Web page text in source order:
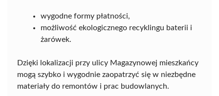
wygodne formy płatności,
możliwość ekologicznego recyklingu baterii i
żarówek.
Dzięki lokalizacji przy ulicy Magazynowej mieszkańcy
mogą szybko i wygodnie zaopatrzyć się w niezbędne
materiały do remontów i prac budowlanych.